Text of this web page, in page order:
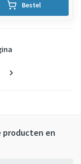
Bestel
pagina
producten en